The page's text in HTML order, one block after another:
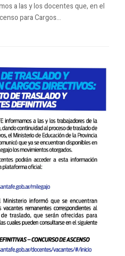
a las y los docentes que, en el
para Cargos...